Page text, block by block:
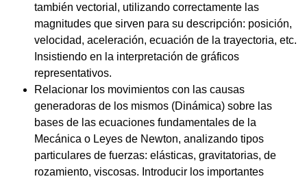
también vectorial, utilizando correctamente las
magnitudes que sirven para su descripción: posición,
velocidad, aceleración, ecuación de la trayectoria, etc.
Insistiendo en la interpretación de gráficos
representativos.
Relacionar los movimientos con las causas
generadoras de los mismos (Dinámica) sobre las
bases de las ecuaciones fundamentales de la
Mecánica o Leyes de Newton, analizando tipos
particulares de fuerzas: elásticas, gravitatorias, de
rozamiento, viscosas. Introducir los importantes